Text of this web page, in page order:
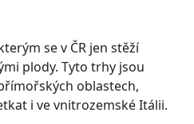
se v ČR jen stěží
plody. Tyto trhy jsou
oblastech,
i ve vnitrozemské Itálii.